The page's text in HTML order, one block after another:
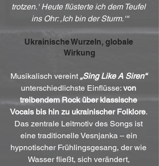
trotzen.‘ Heute flüsterte ich dem Teufel
ins Ohr: ‚Ich bin der Sturm.‘“
Ukrainische Wurzeln, globale
Wirkung
Musikalisch vereint „Sing Like A Siren“
unterschiedlichste Einflüsse: von
treibendem Rock über klassische
Vocals bis hin zu ukrainischer Folklore.
Das zentrale Leitmotiv des Songs ist
eine traditionelle Vesnjanka – ein
hypnotischer Frühlingsgesang, der wie
Wasser fließt, sich verändert,